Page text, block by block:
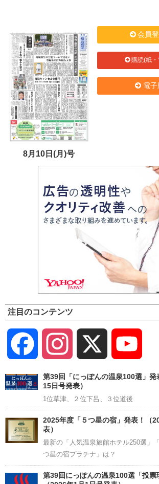
8月10日(月)号
会員
購読(紙
電
注目のコンテンツ
Facebook Instagram
第39回「にっぽんの温泉100選」発
15日号発表）
1位草津、２位下呂、３位道後
2025年度「５つ星の宿」発表！（
表）
最新の「人気温泉旅館ホテル250選」
つ星の宿プラチナ」は？
第39回にっぽんの温泉100選「投票